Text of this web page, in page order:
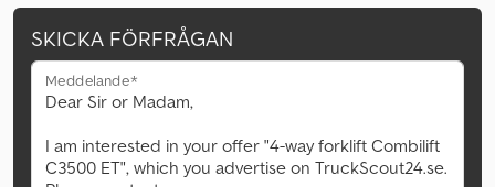
SKICKA FÖRFRÅGAN
Meddelande*